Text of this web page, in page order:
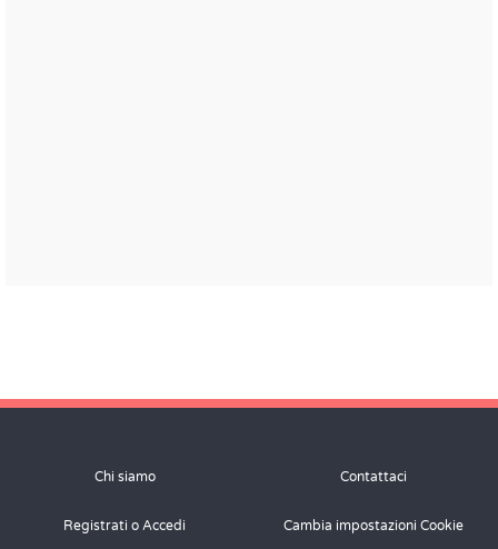
Chi siamo Contattaci
Registrati o Accedi Cambia impostazioni Cookie